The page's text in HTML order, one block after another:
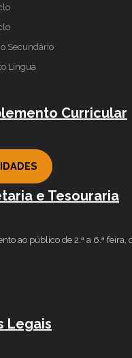
Secundário
Língua
Curricular
e Tesouraria
ao público de 2.ª a 6.ª
Legais